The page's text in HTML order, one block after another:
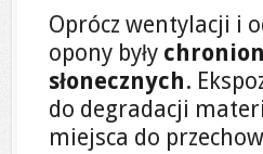
Oprócz wentylacji i
opony były
słonecznych.
do degradacji
miejsca do